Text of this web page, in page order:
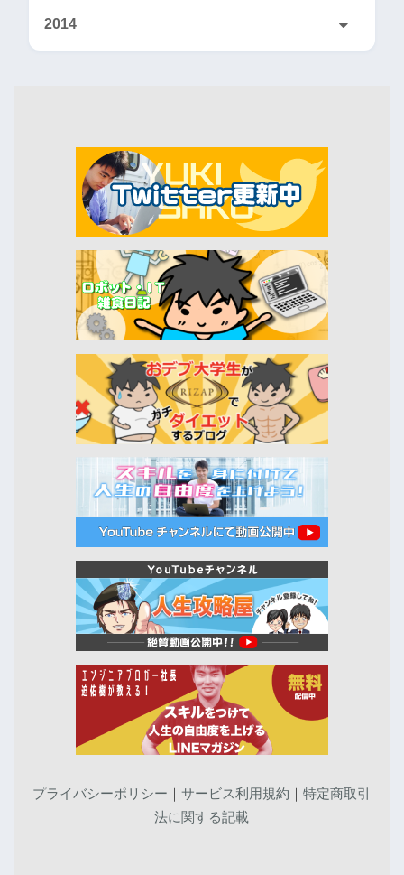
2014
プライバシーポリシー ｜サービス利用規約 ｜特定商取引
法に関する記載